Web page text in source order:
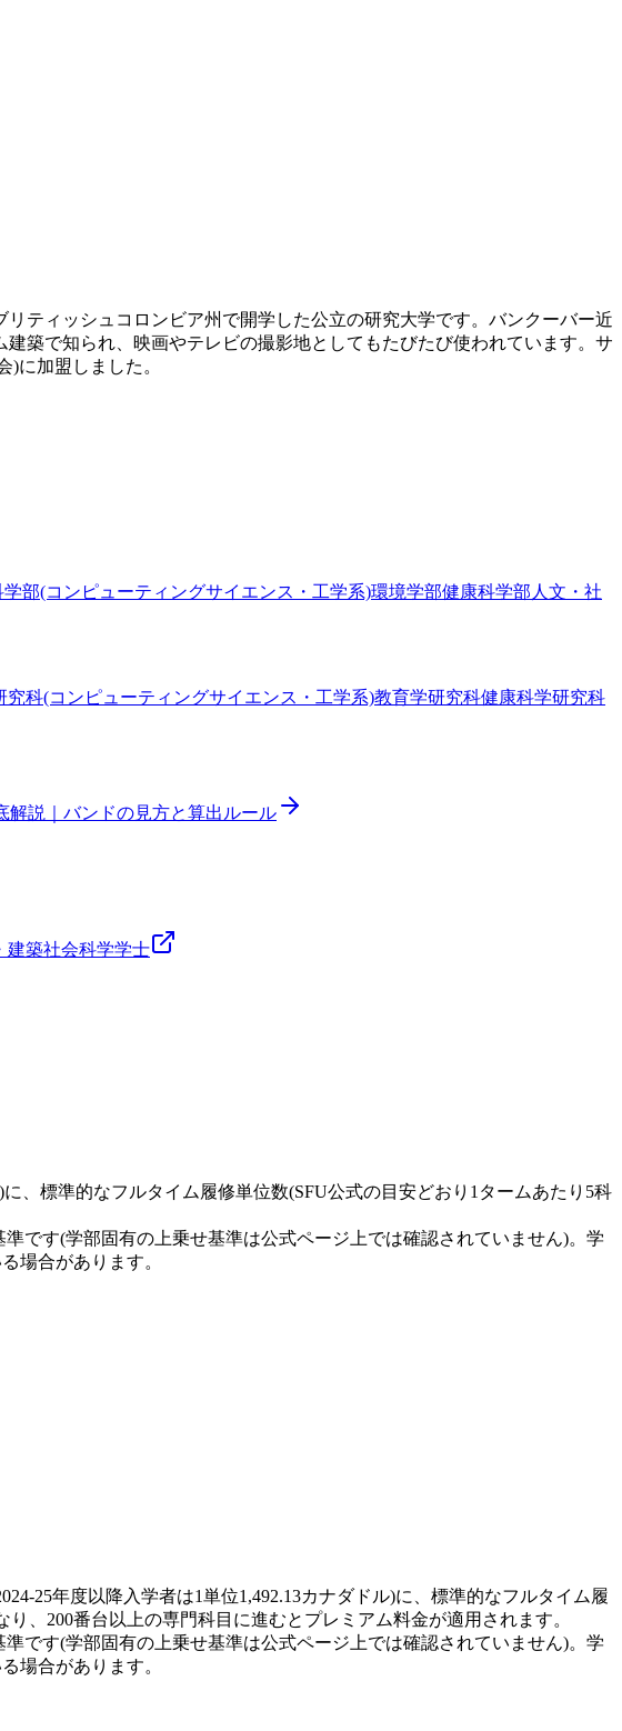
ティッシュコロンビア州で開学した公立の研究大学です。バンクーバー近
築で知られ、映画やテレビの撮影地としてもたびたび使われています。サ
に加盟しました。
学部(コンピューティングサイエンス・工学系)環境学部健康科学部 人文・社
究科(コンピューティングサイエンス・工学系)教育学研究科健康科学研究科
解説｜バンドの見方と算出ルール
建築社会科学学士
、標準的なフルタイム履修単位数(SFU公式の目安どおり1タームあたり5科
です(学部固有の上乗せ基準は公式ページ上では確認されていません)。学
場合があります。
25年度以降入学者は1単位1,492.13カナダドル)に、標準的なフルタイム履
、200番台以上の専門科目に進むとプレミアム料金が適用されます。
です(学部固有の上乗せ基準は公式ページ上では確認されていません)。学
場合があります。